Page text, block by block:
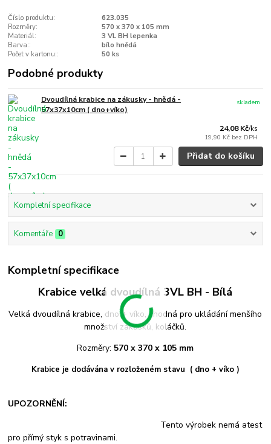
Číslo produktu:
623.035
Rozměry:
570 x 370 x 105 mm
Materiál:
3 VL BH lepenka
Barva::
bílo hnědá
Počet v kartonu::
50 ks
Podobné produkty
Dvoudílná krabice na zákusky - hnědá -
57x37x10cm ( dno+víko)
24,08 Kč/ks
19,90 Kč bez DPH
skladem
Přidat do košíku
Kompletní specifikace
Komentáře 0
Kompletní specifikace
Krabice velká dvoudílná 3VL BH - Bílá
Velká dvoudílná krabice, dno + víko, vhodná pro ukládání menšího
množství zákusků, koláčků.
Rozměry: 570 x 370 x 105 mm
Krabice je dodávána v rozloženém stavu ( dno + víko )
UPOZORNĚNÍ:
Tento výrobek nemá atest
pro přímý styk s potravinami.